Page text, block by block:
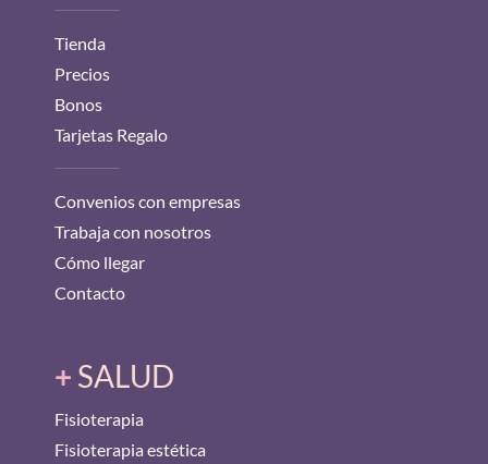
Tienda
Precios
Bonos
Tarjetas Regalo
Convenios con empresas
Trabaja con nosotros
Cómo llegar
Contacto
+ SALUD
Fisioterapia
Fisioterapia estética